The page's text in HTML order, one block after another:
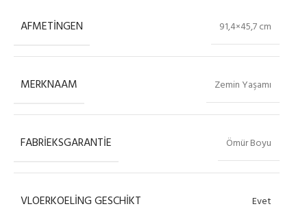
AFMETINGEN 91,4×45,7 cm
MERKNAAM Zemin Yaşamı
FABRIEKSGARANTIE Ömür Boyu
VLOERKOELING GESCHIKT Evet